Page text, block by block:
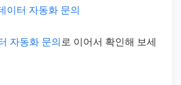
이터 자동화 문의
자동화 문의 로 이어서 확인해 보세